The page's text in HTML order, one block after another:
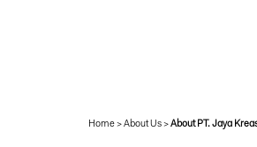
Home>About Us>About PT. Jaya